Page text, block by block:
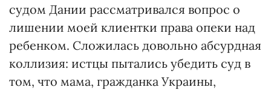
судом Дании рассматривался вопрос о
лишении моей клиентки права опеки над
ребенком. Сложилась довольно абсурдная
коллизия: истцы пытались убедить суд в
том, что мама, гражданка Украины,